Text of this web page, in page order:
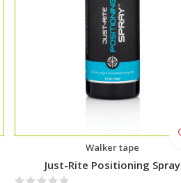
Walker tape
Just-Rite Positioning Spray